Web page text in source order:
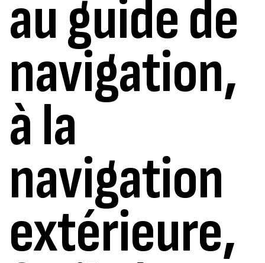
au guide de
navigation,
à la
navigation
extérieure,